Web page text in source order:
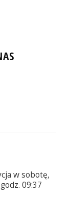
w sobotę,
09:37